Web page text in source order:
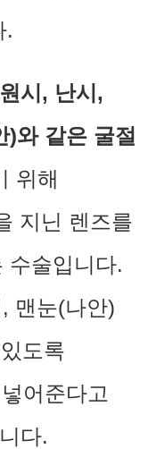
.
시, 난시,
)와 같은 굴절
위해
지닌 렌즈를
수술입니다.
맨눈(나안)
도록
어준다고
다.